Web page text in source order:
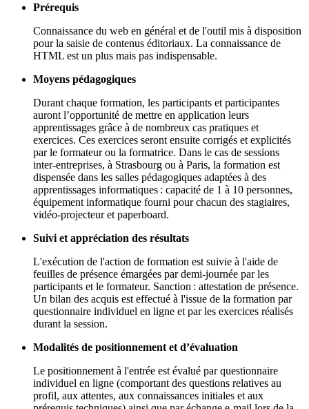
Prérequis
Connaissance du web en général et de l'outil mis à disposition
pour la saisie de contenus éditoriaux. La connaissance de
HTML est un plus mais pas indispensable.
Moyens pédagogiques
Durant chaque formation, les participants et participantes
auront l’opportunité de mettre en application leurs
apprentissages grâce à de nombreux cas pratiques et
exercices. Ces exercices seront ensuite corrigés et explicités
par le formateur ou la formatrice. Dans le cas de sessions
inter-entreprises, à Strasbourg ou à Paris, la formation est
dispensée dans les salles pédagogiques adaptées à des
apprentissages informatiques : capacité de 1 à 10 personnes,
équipement informatique fourni pour chacun des stagiaires,
vidéo-projecteur et paperboard.
Suivi et appréciation des résultats
L'exécution de l'action de formation est suivie à l'aide de
feuilles de présence émargées par demi-journée par les
participants et le formateur. Sanction : attestation de présence.
Un bilan des acquis est effectué à l'issue de la formation par
questionnaire individuel en ligne et par les exercices réalisés
durant la session.
Modalités de positionnement et d’évaluation
Le positionnement à l'entrée est évalué par questionnaire
individuel en ligne (comportant des questions relatives au
profil, aux attentes, aux connaissances initiales et aux